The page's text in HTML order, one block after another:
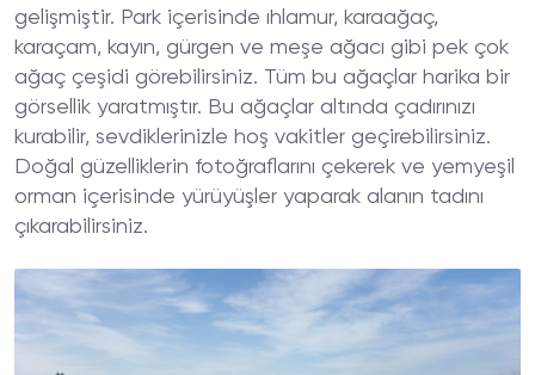
gelişmiştir. Park içerisinde ıhlamur, karaağaç,
karaçam, kayın, gürgen ve meşe ağacı gibi pek çok
ağaç çeşidi görebilirsiniz. Tüm bu ağaçlar harika bir
görsellik yaratmıştır. Bu ağaçlar altında çadırınızı
kurabilir, sevdiklerinizle hoş vakitler geçirebilirsiniz.
Doğal güzelliklerin fotoğraflarını çekerek ve yemyeşil
orman içerisinde yürüyüşler yaparak alanın tadını
çıkarabilirsiniz.